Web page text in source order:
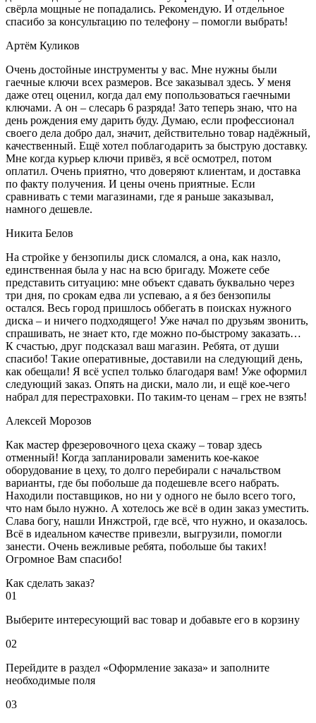
свёрла мощные не попадались. Рекомендую. И отдельное
спасибо за консультацию по телефону – помогли выбрать!
Артём Куликов
Очень достойные инструменты у вас. Мне нужны были
гаечные ключи всех размеров. Все заказывал здесь. У меня
даже отец оценил, когда дал ему попользоваться гаечными
ключами. А он – слесарь 6 разряда! Зато теперь знаю, что на
день рождения ему дарить буду. Думаю, если профессионал
своего дела добро дал, значит, действительно товар надёжный,
качественный. Ещё хотел поблагодарить за быструю доставку.
Мне когда курьер ключи привёз, я всё осмотрел, потом
оплатил. Очень приятно, что доверяют клиентам, и доставка
по факту получения. И цены очень приятные. Если
сравнивать с теми магазинами, где я раньше заказывал,
намного дешевле.
Никита Белов
На стройке у бензопилы диск сломался, а она, как назло,
единственная была у нас на всю бригаду. Можете себе
представить ситуацию: мне объект сдавать буквально через
три дня, по срокам едва ли успеваю, а я без бензопилы
остался. Весь город пришлось оббегать в поисках нужного
диска – и ничего подходящего! Уже начал по друзьям звонить,
спрашивать, не знает кто, где можно по-быстрому заказать…
К счастью, друг подсказал ваш магазин. Ребята, от души
спасибо! Такие оперативные, доставили на следующий день,
как обещали! Я всё успел только благодаря вам! Уже оформил
следующий заказ. Опять на диски, мало ли, и ещё кое-чего
набрал для перестраховки. По таким-то ценам – грех не взять!
Алексей Морозов
Как мастер фрезеровочного цеха скажу – товар здесь
отменный! Когда запланировали заменить кое-какое
оборудование в цеху, то долго перебирали с начальством
варианты, где бы побольше да подешевле всего набрать.
Находили поставщиков, но ни у одного не было всего того,
что нам было нужно. А хотелось же всё в один заказ уместить.
Слава богу, нашли Инжстрой, где всё, что нужно, и оказалось.
Всё в идеальном качестве привезли, выгрузили, помогли
занести. Очень вежливые ребята, побольше бы таких!
Огромное Вам спасибо!
Как сделать заказ?
01
Выберите интересующий вас товар и добавьте его в корзину
02
Перейдите в раздел «Оформление заказа» и заполните
необходимые поля
03